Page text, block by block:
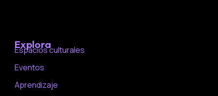
Explora
Espacios culturales
Eventos
Aprendizaje